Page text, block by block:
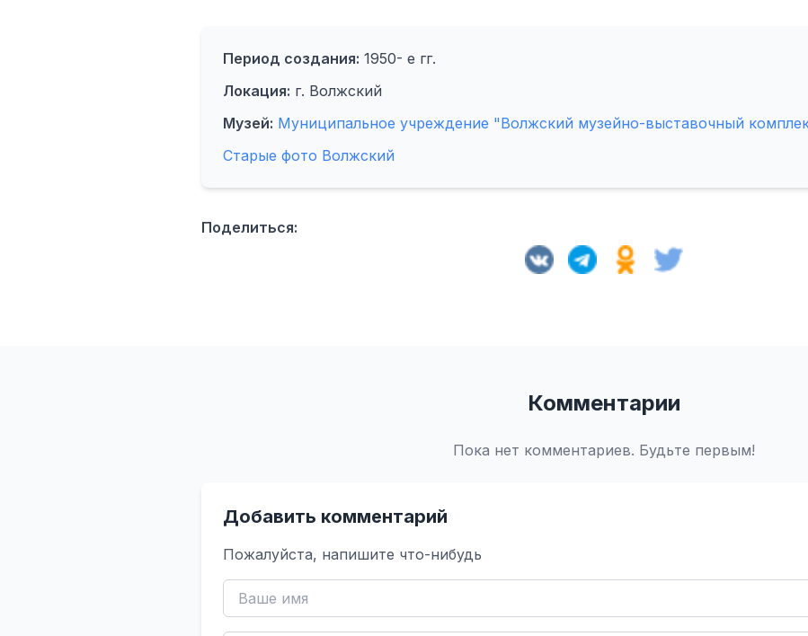
Период создания: 1950- е гг.
Локация: г. Волжский
Музей: Муниципальное учреждение "Волжский музейно-выставочный
Старые фото Волжский
Поделиться:
Комментарии
Пока нет комментариев. Будьте первым!
Добавить комментарий
Пожалуйста, напишите что-нибудь